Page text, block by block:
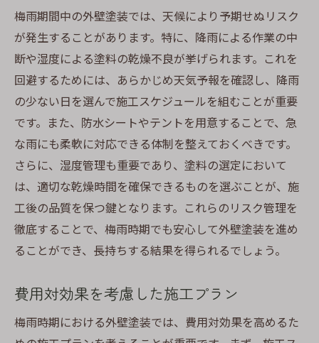
梅雨期間中の外壁塗装では、天候により予期せぬリスク
が発生することがあります。特に、降雨による作業の中
断や湿度による塗料の乾燥不良が挙げられます。これを
回避するためには、あらかじめ天気予報を確認し、降雨
の少ない日を選んで施工スケジュールを組むことが重要
です。また、防水シートやテントを用意することで、急
な雨にも柔軟に対応できる体制を整えておくべきです。
さらに、湿度管理も重要であり、塗料の選定において
は、適切な乾燥時間を確保できるものを選ぶことが、施
工後の品質を保つ鍵となります。これらのリスク管理を
徹底することで、梅雨時期でも安心して外壁塗装を進め
ることができ、長持ちする結果を得られるでしょう。
費用対効果を考慮した施工プラン
梅雨時期における外壁塗装では、費用対効果を高めるた